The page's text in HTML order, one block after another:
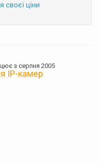
ціни
з серпня 2005
IP-камер